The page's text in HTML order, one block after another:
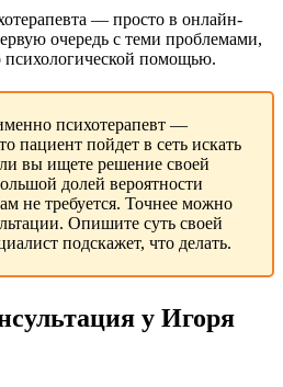
— просто в онлайн-
очередь с теми проблемами,
помощью.
психотерапевт —
пациент пойдет в сеть искать
вы ищете решение своей
долей вероятности
не требуется. Точнее можно
Опишите суть своей
подскажет, что делать.
у Игоря